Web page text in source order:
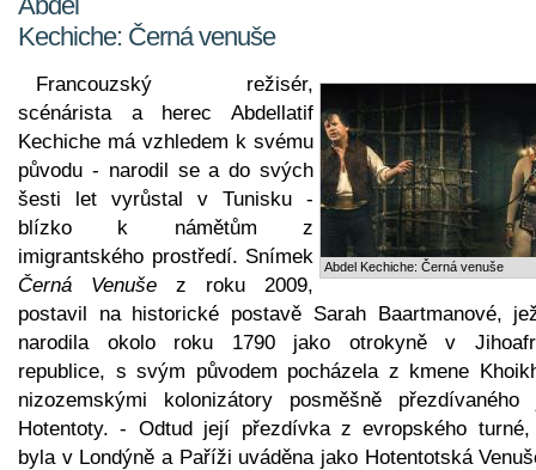
Kechiche: Černá venuše
Abdel Kechiche: Černá venuše
Francouzský režisér,
scénárista a herec Abdellatif
Kechiche má vzhledem k svému
původu - narodil se a do svých
šesti let vyrůstal v Tunisku -
blízko k námětům z
imigrantského prostředí. Snímek
Černá Venuše z roku 2009,
postavil na historické postavě Sarah Baartmanové,
narodila okolo roku 1790 jako otrokyně v
republice, s svým původem pocházela z kmene
nizozemskými kolonizátory posměšně přezdívaného
Hotentoty. - Odtud její přezdívka z evropského
byla v Londýně a Paříži uváděna jako Hotentotská